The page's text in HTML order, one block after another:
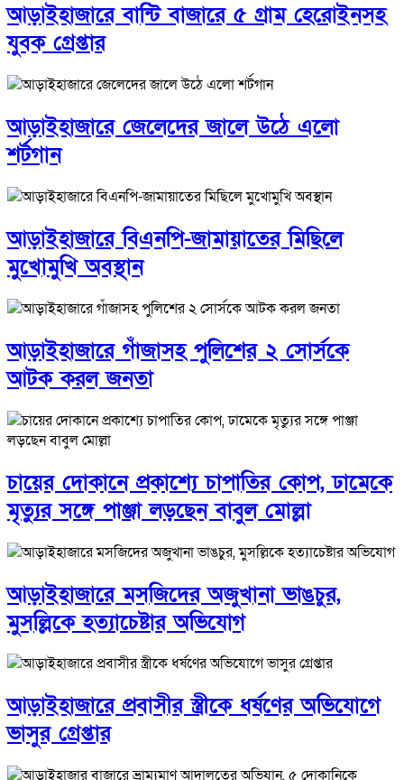
আড়াইহাজারে বান্টি বাজারে ৫ গ্রাম হেরোইনসহ
যুবক গ্রেপ্তার
আড়াইহাজারে জেলেদের জালে উঠে এলো
শর্টগান
আড়াইহাজারে বিএনপি-জামায়াতের মিছিলে
মুখোমুখি অবস্থান
আড়াইহাজারে গাঁজাসহ পুলিশের ২ সোর্সকে
আটক করল জনতা
চায়ের দোকানে প্রকাশ্যে চাপাতির কোপ, ঢামেকে
মৃত্যুর সঙ্গে পাঞ্জা লড়ছেন বাবুল মোল্লা
আড়াইহাজারে মস‌জি‌দের অজুখানা ভাঙচুর,
মুসল্লিকে হত্যাচেষ্টার অভিযোগ
আড়াইহাজারে প্রবাসীর স্ত্রীকে ধর্ষণের অভিযোগে
ভাসুর গ্রেপ্তার